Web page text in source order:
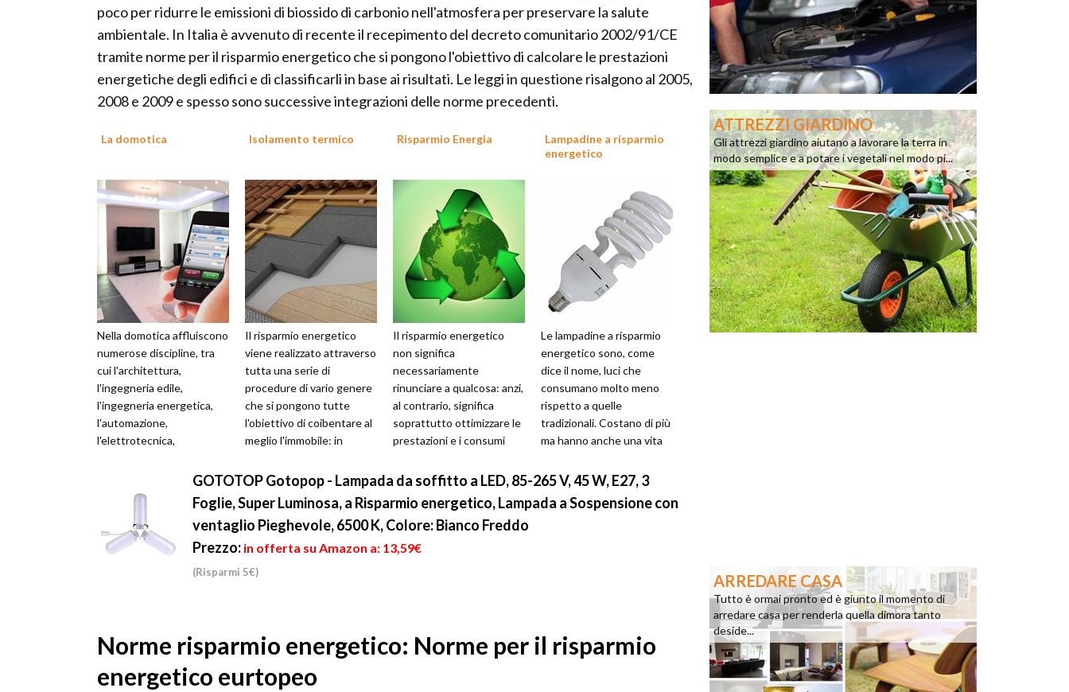
poco per ridurre le emissioni di biossido di carbonio nell'atmosfera per preservare la salute
ambientale. In Italia è avvenuto di recente il recepimento del decreto comunitario 2002/91/CE
tramite norme per il risparmio energetico che si pongono l'obiettivo di calcolare le prestazioni
energetiche degli edifici e di classificarli in base ai risultati. Le leggi in questione risalgono al 2005,
2008 e 2009 e spesso sono successive integrazioni delle norme precedenti.
La domotica
Nella domotica affluiscono
numerose discipline, tra
cui l'architettura,
l'ingegneria edile,
l'ingegneria energetica,
l'automazione,
l'elettrotecnica,
abbiamo detto,...
Isolamento termico
Il risparmio energetico
viene realizzato attraverso
tutta una serie di
procedure di vario genere
che si pongono tutte
l'obiettivo di coibentare al
meglio l'immobile: in
la ven...
Risparmio Energia
Il risparmio energetico
non significa
necessariamente
rinunciare a qualcosa: anzi,
al contrario, significa
soprattutto ottimizzare le
prestazioni e i consumi
di piccoli c...
Lampadine a risparmio
energetico
Le lampadine a risparmio
energetico sono, come
dice il nome, luci che
consumano molto meno
rispetto a quelle
tradizionali. Costano di più
ma hanno anche una vita
La loro sem...
GOTOTOP Gotopop - Lampada da soffitto a LED, 85-265 V, 45 W, E27, 3
Foglie, Super Luminosa, a Risparmio energetico, Lampada a Sospensione con
ventaglio Pieghevole, 6500 K, Colore: Bianco Freddo
Prezzo: in offerta su Amazon a: 13,59€
(Risparmi 5€)
Norme risparmio energetico: Norme per il risparmio
energetico eurtopeo
ATTREZZI GIARDINO
Gli attrezzi giardino aiutano a lavorare la terra in
modo semplice e a potare i vegetali nel modo pi...
ARREDARE CASA
Tutto è ormai pronto ed è giunto il momento di
arredare casa per renderla quella dimora tanto
deside...